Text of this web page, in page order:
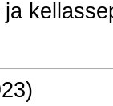
ja